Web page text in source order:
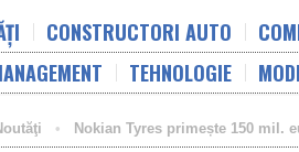
CONSTRUCTORI AUTO
TEHNOLOGIE
•Companiile din industria auto